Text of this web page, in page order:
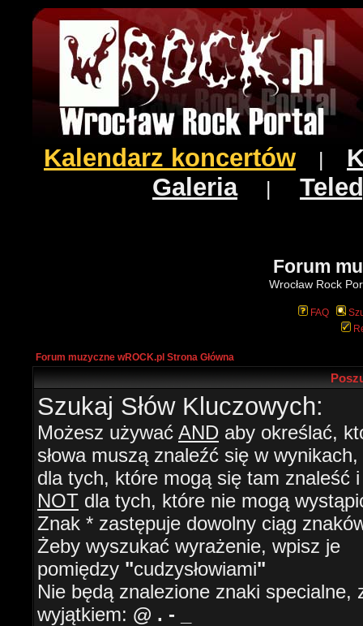
Kalendarz koncertów
Galeria|
Forum
Wrocław Rock
FAQ
Forum muzyczne wROCK.pl Strona Główna
Szukaj Słów Kluczowych:
Możesz używać AND aby określać,
słowa muszą znaleźć się w wynikach,
dla tych, które mogą się tam znaleść i
NOT dla tych, które nie mogą
Znak * zastępuje dowolny ciąg
Żeby wyszukać wyrażenie, wpisz je
pomiędzy "cudzysłowiami"
Nie będą znalezione znaki specialne,
wyjątkiem: @ . - _